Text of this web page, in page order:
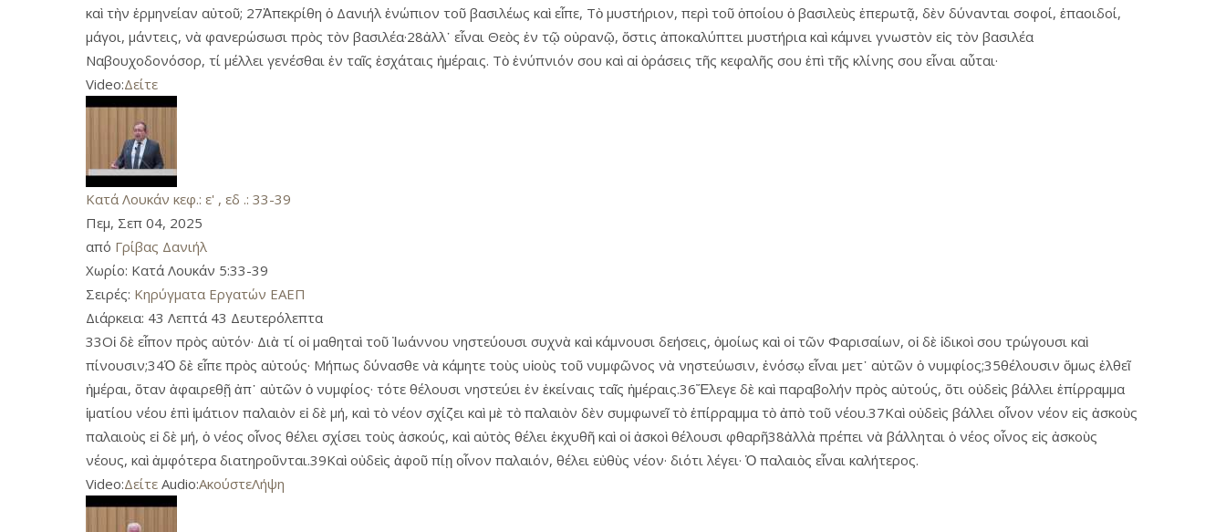
καὶ τὴν ἑρμηνείαν αὐτοῦ; 27Ἀπεκρίθη ὁ Δανιήλ ἐνώπιον τοῦ βασιλέως καὶ εἶπε, Τὸ μυστήριον, περὶ τοῦ ὁποίου ὁ βασιλεὺς ἐπερωτᾷ, δὲν δύνανται σοφοί, ἐπαοιδοί,
μάγοι, μάντεις, νὰ φανερώσωσι πρὸς τὸν βασιλέα·28ἀλλ᾿ εἶναι Θεὸς ἐν τῷ οὐρανῷ, ὅστις ἀποκαλύπτει μυστήρια καὶ κάμνει γνωστὸν εἰς τὸν βασιλέα
Ναβουχοδονόσορ, τί μέλλει γενέσθαι ἐν ταῖς ἐσχάταις ἡμέραις. Τὸ ἐνύπνιόν σου καὶ αἱ ὀράσεις τῆς κεφαλῆς σου ἐπὶ τῆς κλίνης σου εἶναι αὗται·
Video:Δείτε
Κατά Λουκάν κεφ.: ε' , εδ .: 33-39
Πεμ, Σεπ 04, 2025
από Γρίβας Δανιήλ
Χωρίο: Κατά Λουκάν 5:33-39
Σειρές: Κηρύγματα Εργατών ΕΑΕΠ
Διάρκεια: 43 Λεπτά 43 Δευτερόλεπτα
33Οἱ δὲ εἶπον πρὸς αὐτόν· Διὰ τί οἱ μαθηταὶ τοῦ Ἰωάννου νηστεύουσι συχνὰ καὶ κάμνουσι δεήσεις, ὁμοίως καὶ οἱ τῶν Φαρισαίων, οἱ δὲ ἰδικοὶ σου τρώγουσι καὶ
πίνουσιν;34Ὁ δὲ εἶπε πρὸς αὐτούς· Μήπως δύνασθε νὰ κάμητε τοὺς υἱοὺς τοῦ νυμφῶνος νὰ νηστεύωσιν, ἐνόσῳ εἶναι μετ᾿ αὐτῶν ὁ νυμφίος;35θέλουσιν ὅμως ἐλθεῖ
ἡμέραι, ὅταν ἀφαιρεθῇ ἀπ᾿ αὐτῶν ὁ νυμφίος· τότε θέλουσι νηστεύει ἐν ἐκείναις ταῖς ἡμέραις.36Ἔλεγε δὲ καὶ παραβολήν πρὸς αὐτούς, ὅτι οὐδεὶς βάλλει ἐπίρραμμα
ἱματίου νέου ἐπὶ ἱμάτιον παλαιὸν εἰ δὲ μή, καὶ τὸ νέον σχίζει καὶ μὲ τὸ παλαιὸν δὲν συμφωνεῖ τὸ ἐπίρραμμα τὸ ἀπὸ τοῦ νέου.37Καὶ οὐδεὶς βάλλει οἶνον νέον εἰς ἀσκοὺς
παλαιοὺς εἰ δὲ μή, ὁ νέος οἶνος θέλει σχίσει τοὺς ἀσκούς, καὶ αὐτὸς θέλει ἐκχυθῆ καὶ οἱ ἀσκοὶ θέλουσι φθαρῆ38ἀλλὰ πρέπει νὰ βάλληται ὁ νέος οἶνος εἰς ἀσκοὺς
νέους, καὶ ἀμφότερα διατηροῦνται.39Καὶ οὐδεὶς ἀφοῦ πίῃ οἶνον παλαιόν, θέλει εὐθὺς νέον· διότι λέγει· Ὁ παλαιὸς εἶναι καλήτερος.
Video:Δείτε Audio:ΑκούστεΛήψη